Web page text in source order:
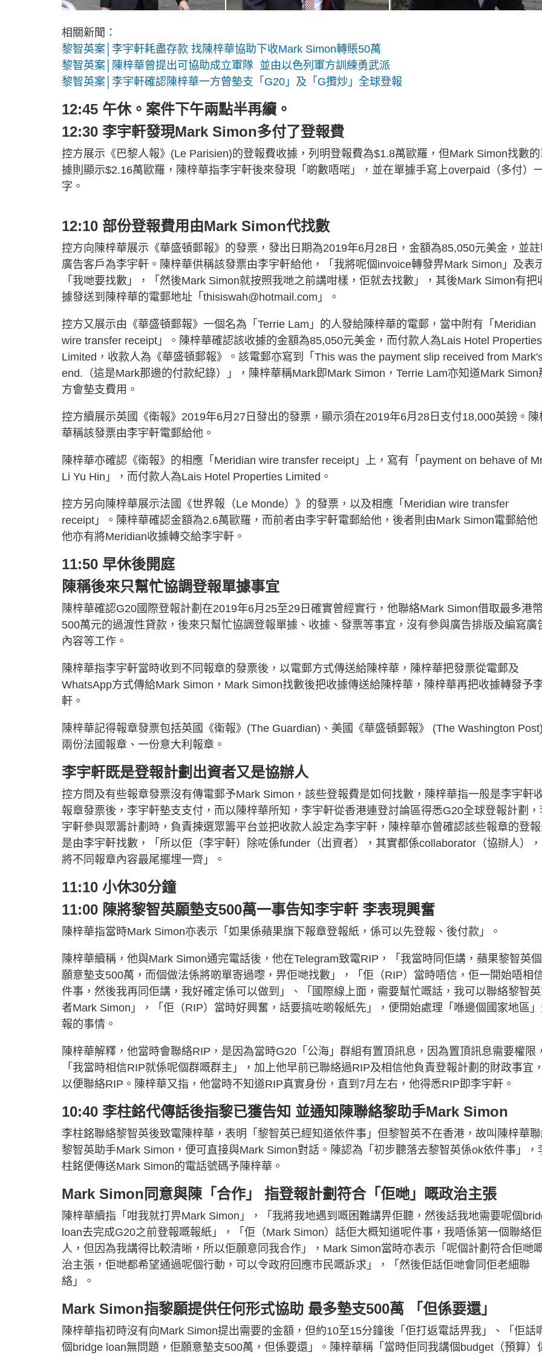
相關新聞：
黎智英案│李宇軒耗盡存款 找陳梓華協助下收Mark Simon轉賬50萬
黎智英案│陳梓華曾提出可協助成立軍隊 並由以色列軍方訓練勇武派
黎智英案│李宇軒確認陳梓華一方曾墊支「G20」及「G攬炒」全球登報
12:45 午休。案件下午兩點半再續。
12:30 李宇軒發現Mark Simon多付了登報費
控方展示《巴黎人報》(Le Parisien)的登報費收據，列明登報費為$1.8萬歐羅，但Mark Simon找數的
據則顯示$2.16萬歐羅，陳梓華指李宇軒後來發現「啲數唔啱」，並在單據手寫上overpaid（多付）
字。
12:10 部份登報費用由Mark Simon代找數
控方向陳梓華展示《華盛頓郵報》的發票，發出日期為2019年6月28日，金額為85,050元美金，並註
廣告客戶為李宇軒。陳梓華供稱該發票由李宇軒給他，「我將呢個invoice轉發畀Mark Simon」及表
「我哋要找數」，「然後Mark Simon就按照我哋之前講咁樣，佢就去找數」，其後Mark Simon有把
據發送到陳梓華的電郵地址「 thisiswah@hotmail.com 」。
控方又展示由《華盛頓郵報》一個名為「Terrie Lam」的人發給陳梓華的電郵，當中附有「Meridian
wire transfer receipt」。陳梓華確認該收據的金額為85,050元美金，而付款人為Lais Hotel Properties
Limited，收款人為《華盛頓郵報》。該電郵亦寫到「This was the payment slip received from
end.（這是Mark那邊的付款紀錄）」，陳梓華稱Mark即Mark Simon，Terrie Lam亦知道Mark Simon
方會墊支費用。
控方續展示英國《衛報》2019年6月27日發出的發票，顯示須在2019年6月28日支付18,000英鎊。陳
華稱該發票由李宇軒電郵給他。
陳梓華亦確認《衛報》的相應「Meridian wire transfer receipt」上，寫有「payment on behave of
Li Yu Hin」，而付款人為Lais Hotel Properties Limited。
控方另向陳梓華展示法國《世界報（Le Monde）》的發票，以及相應「Meridian wire transfer
receipt」。陳梓華確認金額為2.6萬歐羅，而前者由李宇軒電郵給他，後者則由Mark Simon電郵給他
他亦有將Meridian收據轉交給李宇軒。
11:50 早休後開庭
陳稱後來只幫忙協調登報單據事宜
陳梓華確認G20國際登報計劃在2019年6月25至29日確實曾經實行，他聯絡Mark Simon借取最多港
500萬元的過渡性貸款，後來只幫忙協調登報單據、收據、發票等事宜，沒有參與廣告排版及編寫廣
內容等工作。
陳梓華指李宇軒當時收到不同報章的發票後，以電郵方式傳送給陳梓華，陳梓華把發票從電郵及
WhatsApp方式傳給Mark Simon，Mark Simon找數後把收據傳送給陳梓華，陳梓華再把收據轉發予
軒。
陳梓華記得報章發票包括英國《衛報》(The Guardian)、美國《華盛頓郵報》 (The Washington Post)
兩份法國報章、一份意大利報章。
李宇軒既是登報計劃出資者又是協辦人
控方問及有些報章發票沒有傳電郵予Mark Simon，該些登報費是如何找數，陳梓華指一般是李宇軒
報章發票後，李宇軒墊支支付，而以陳梓華所知，李宇軒從香港連登討論區得悉G20全球登報計劃，
宇軒參與眾籌計劃時，負責揀選眾籌平台並把收款人設定為李宇軒，陳梓華亦曾確認該些報章的登
是由李宇軒找數，「所以佢（李宇軒）除咗係funder（出資者），其實都係collaborator（協辦人）
將不同報章內容最尾擺埋一齊」。
11:10 小休30分鐘
11:00 陳將黎智英願墊支500萬一事告知李宇軒 李表現興奮
陳梓華指當時Mark Simon亦表示「如果係蘋果旗下報章登報紙，係可以先登報、後付款」。
陳梓華續稱，他與Mark Simon通完電話後，他在Telegram致電RIP，「我當時同佢講，蘋果黎智英
願意墊支500萬，而個做法係將啲單寄過嚟，畀佢哋找數」，「佢（RIP）當時唔信，佢一開始唔相
件事，然後我再同佢講，我好確定係可以做到」、「國際線上面，需要幫忙嘅話，我可以聯絡黎智
者Mark Simon」，「佢（RIP）當時好興奮，話要搞咗啲報紙先」，便開始處理「喺邊個國家地區
報的事情。
陳梓華解釋，他當時會聯絡RIP，是因為當時G20「公海」群組有置頂訊息，因為置頂訊息需要權限，
「我當時相信RIP就係呢個群嘅群主」，加上他早前已聯絡過RIP及相信他負責登報計劃的財政事宜
以便聯絡RIP。陳梓華又指，他當時不知道RIP真實身份，直到7月左右，他得悉RIP即李宇軒。
10:40 李柱銘代傳話後指黎已獲告知 並通知陳聯絡黎助手Mark Simon
李柱銘聯絡黎智英後致電陳梓華，表明「黎智英已經知道依件事」但黎智英不在香港，故叫陳梓華
黎智英助手Mark Simon，便可直接與Mark Simon對話。陳認為「初步聽落去黎智英係ok依件事」，
柱銘便傳送Mark Simon的電話號碼予陳梓華。
Mark Simon同意與陳「合作」 指登報計劃符合「佢哋」嘅政治主張
陳梓華續指「咁我就打畀Mark Simon」，「我將我地遇到嘅困難講畀佢聽，然後話我地需要呢個
loan去完成G20之前登報嘅報紙」，「佢（Mark Simon）話佢大概知道呢件事，我唔係第一個聯絡
人，但因為我講得比較清晰，所以佢願意同我合作」，Mark Simon當時亦表示「呢個計劃符合佢哋
治主張，佢哋都希望通過呢個行動，可以令政府回應巿民嘅訴求」，「然後佢話佢哋會同佢老細聯
絡」。
Mark Simon指黎願提供任何形式協助 最多墊支500萬 「但係要還」
陳梓華指初時沒有向Mark Simon提出需要的金額，但約10至15分鐘後「佢打返電話畀我」、「佢話
個bridge loan無問題，佢願意墊支500萬，但係要還」。陳梓華稱「當時佢同我講個budget（預算）